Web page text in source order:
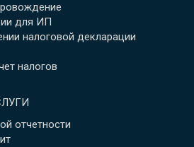
для ИП
налоговой декларации
налогов
отчетности